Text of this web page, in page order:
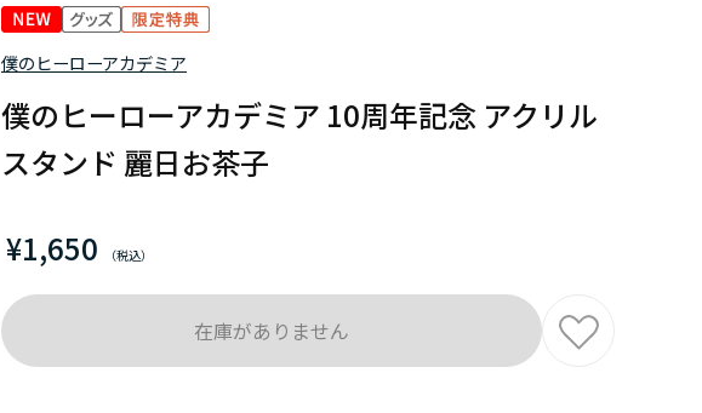
僕のヒーローアカデミア
僕のヒーローアカデミア 10周年記念 アクリル
スタンド 麗日お茶子
¥1,650
在庫がありません